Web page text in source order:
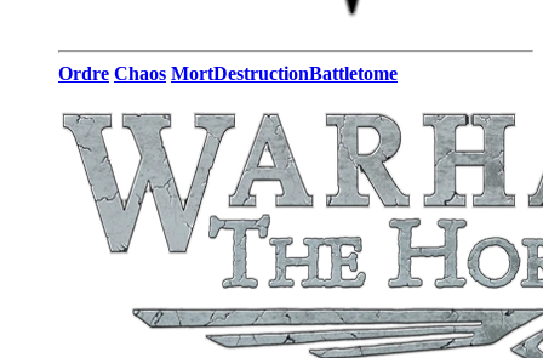
Ordre Chaos MortDestructionBattletome